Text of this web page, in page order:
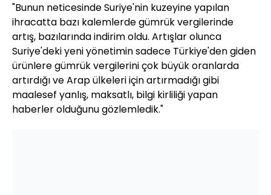
"Bunun neticesinde Suriye'nin kuzeyine yapılan
ihracatta bazı kalemlerde gümrük vergilerinde
artış, bazılarında indirim oldu. Artışlar olunca
Suriye'deki yeni yönetimin sadece Türkiye'den giden
ürünlere gümrük vergilerini çok büyük oranlarda
artırdığı ve Arap ülkeleri için artırmadığı gibi
maalesef yanlış, maksatlı, bilgi kirliliği yapan
haberler olduğunu gözlemledik."